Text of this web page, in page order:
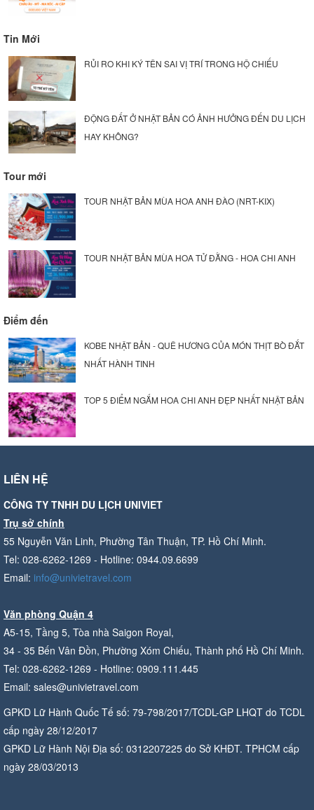
Tin Mới
RỦI RO KHI KÝ TÊN SAI VỊ TRÍ TRONG HỘ CHIẾU
ĐỘNG ĐẤT Ở NHẬT BẢN CÓ ẢNH HƯỞNG ĐẾN DU LỊCH
HAY KHÔNG?
Tour mới
TOUR NHẬT BẢN MÙA HOA ANH ĐÀO (NRT-KIX)
TOUR NHẬT BẢN MÙA HOA TỬ ĐẰNG - HOA CHI ANH
Điểm đến
KOBE NHẬT BẢN - QUÊ HƯƠNG CỦA MÓN THỊT BÒ ĐẮT
NHẤT HÀNH TINH
TOP 5 ĐIỂM NGẮM HOA CHI ANH ĐẸP NHẤT NHẬT BẢN
LIÊN HỆ
CÔNG TY TNHH DU LỊCH UNIVIET
Trụ sở chính
55 Nguyễn Văn Linh, Phường Tân Thuận, TP. Hồ Chí Minh.
Tel: 028-6262-1269 - Hotline: 0944.09.6699
Email: info@univietravel.com
Văn phòng Quận 4
A5-15, Tầng 5, Tòa nhà Saigon Royal,
34 - 35 Bến Vân Đồn, Phường Xóm Chiếu, Thành phố Hồ Chí Minh.
Tel: 028-6262-1269 - Hotline: 0909.111.445
Email: sales@univietravel.com
GPKD Lữ Hành Quốc Tế số: 79-798/2017/TCDL-GP LHQT do TCDL
cấp ngày 28/12/2017
GPKD Lữ Hành Nội Địa số: 0312207225 do Sở KHĐT. TPHCM cấp
ngày 28/03/2013